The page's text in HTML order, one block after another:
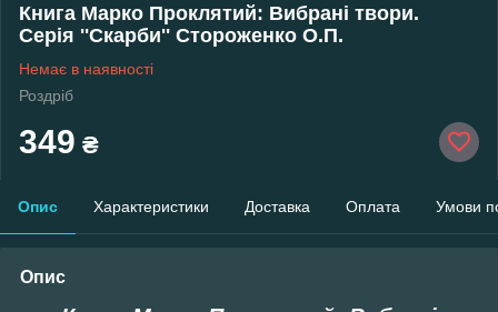
Книга Марко Проклятий: Вибрані твори.
Серія ''Скарби'' Стороженко О.П.
Немає в наявності
Роздріб
349 ₴
Опис Характеристики Доставка Оплата Умови
Опис